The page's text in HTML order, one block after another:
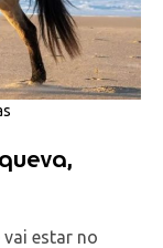
vai estar no